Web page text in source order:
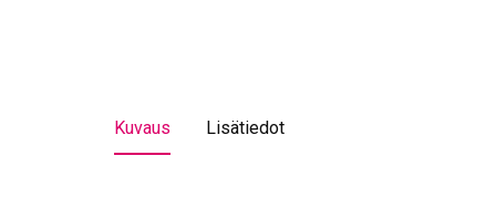
Kuvaus Lisätiedot